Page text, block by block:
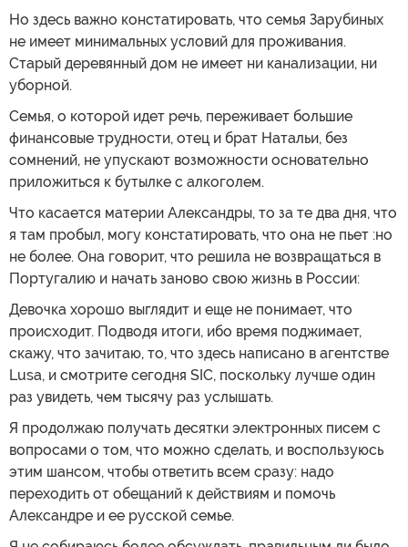
Но здесь важно констатировать, что семья Зарубиных
не имеет минимальных условий для проживания.
Старый деревянный дом не имеет ни канализации, ни
уборной.
Семья, о которой идет речь, переживает большие
финансовые трудности, отец и брат Натальи, без
сомнений, не упускают возможности основательно
приложиться к бутылке с алкоголем.
Что касается материи Александры, то за те два дня, что
я там пробыл, могу констатировать, что она не пьет :но
не более. Она говорит, что решила не возвращаться в
Португалию и начать заново свою жизнь в России:
Девочка хорошо выглядит и еще не понимает, что
происходит. Подводя итоги, ибо время поджимает,
скажу, что зачитаю, то, что здесь написано в агентстве
Lusa, и смотрите сегодня SIC, поскольку лучше один
раз увидеть, чем тысячу раз услышать.
Я продолжаю получать десятки электронных писем с
вопросами о том, что можно сделать, и воспользуюсь
этим шансом, чтобы ответить всем сразу: надо
переходить от обещаний к действиям и помочь
Александре и ее русской семье.